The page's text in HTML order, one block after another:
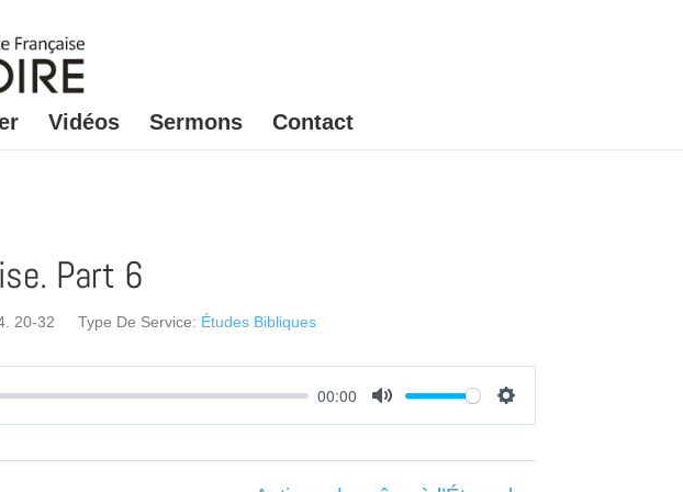
Vidéos Sermons Contact
Part 6
20-32 Type De Service: Études Bibliques
00:00
Mute Settings